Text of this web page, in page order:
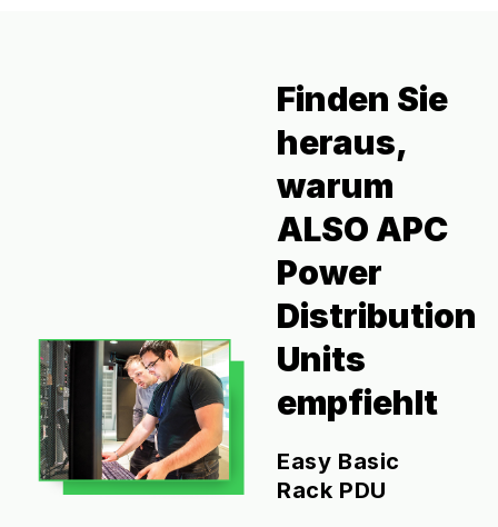
Finden Sie
heraus,
warum
ALSO APC
Power
Distribution
Units
empfiehlt
Easy Basic
Rack PDU